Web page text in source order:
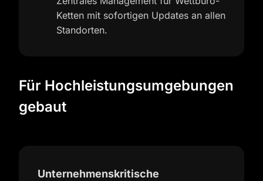
Ketten mit sofortigen Updates an allen
Standorten.
Für Hochleistungsumgebungen
gebaut
Unternehmenskritische